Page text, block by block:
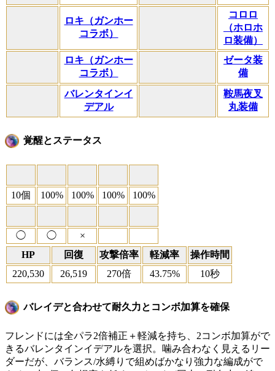
ロキ（ガンホー
コラボ）
コロロ
（ホロホ
ロ装備）
ロキ（ガンホー
コラボ）
ゼータ装
備
バレンタインイ
デアル
鞍馬夜叉
丸装備
覚醒とステータス
10個 100% 100% 100% 100%
◯ ◯
×
HP
回復 攻撃倍率 軽減率
操作時間
220,530
26,519 270倍 43.75% 10秒
バレイデと合わせて耐久力とコンボ加算を確保
フレンドには全パラ2倍補正＋軽減を持ち、2コンボ加算がで
きるバレンタインイデアルを選択。噛み合わなく見えるリー
ダーだが、バランス/水縛りで組めばかなり強力な編成がで